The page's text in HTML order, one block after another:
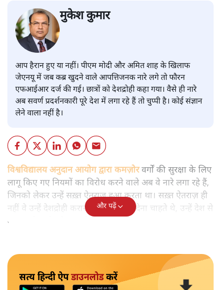
मुकेश कुमार
आप हैरान हुए या नहीं। पीएम मोदी और अमित शाह के खिलाफ
जेएनयू में जब कब्र खुदने वाले आपत्तिजनक नारे लगे तो फौरन
एफआईआर दर्ज की गई। छात्रों को देशद्रोही कहा गया। वैसे ही नारे
अब सवर्ण प्रदर्शनकारी पूरे देश में लगा रहे हैं तो चुप्पी है। कोई संज्ञान
लेने वाला नहीं है।
विश्वविद्यालय अनुदान आयोग द्वारा कमज़ोरवर्गों की सुरक्षा के लिए
लागू किए गए नियमों का विरोध करने वाले अब वे नारे लगा रहे हैं,
जिनको लेकर उन्हें सख़्त ऐतराज़ हुआ करता था। सख़्त ऐतराज़ ही
नहीं वे उन्हें देशद्रोही करार देकर जेल भेज देना चाहते थे, उन्हें देश से
बाहर चले जाने को कह रहे थे।
और पढ़ें
सत्य हिन्दी ऐपडाउनलोडकरें